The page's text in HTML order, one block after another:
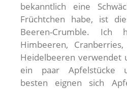
bekanntlich eine
Früchtchen habe, ist
Beeren-Crumble. Ich
Himbeeren,
Heidelbeeren verwendet
ein paar Apfelstücke
besten eignen sich